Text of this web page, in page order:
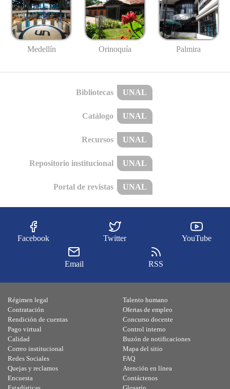
Medellín Orinoquía Palmira
Bibliotecas UNAL
Catálogo UNAL
Recursos UNAL
Repositorio institucional UNAL
Portal de revistas UNAL
Facebook Twitter YouTube
Email RSS
Régimen legal
Contratación
Rendición de cuentas
Pago virtual
Calidad
Talento humano
Ofertas de empleo
Concurso docente
Control interno
Buzón de notificaciones
Correo institucional
Redes Sociales
Quejas y reclamos
Encuesta
Mapa del sitio
FAQ
Atención en línea
Contáctenos